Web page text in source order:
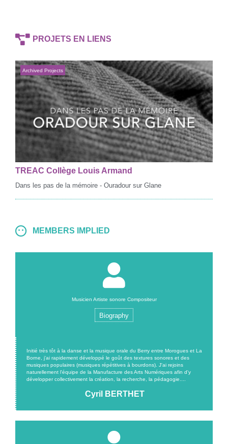
PROJETS EN LIENS
Archived Projects
TREAC Collège Louis Armand
Dans les pas de la mémoire - Ouradour sur Glane
MEMBERS IMPLIED
Musicien Artiste sonore Compositeur
Biography
Initié très tôt à la danse et la musique orale du Berry entre Morogues et La
Borne, j'ai rapidement développé le goût des textures sonores et des
musiques populaires (musiques répétitives à bourdons). J'ai rejoins
naturellement l'équipe de la Manufacture des Arts Numériques afin d'y
développer collectivement la création, la recherche, la pédagogie....
Cyril BERTHET